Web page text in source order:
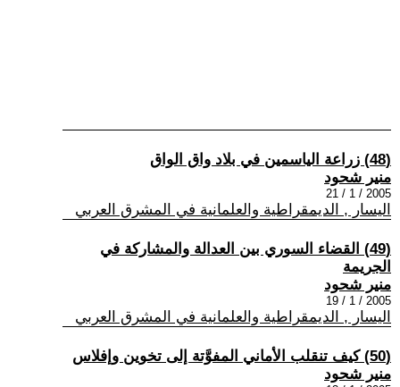
(48) زراعة الياسمين في بلاد واق الواق
منير شحود
2005 / 1 / 21
اليسار , الديمقراطية والعلمانية في المشرق العربي
(49) القضاء السوري بين العدالة والمشاركة في
الجريمة
منير شحود
2005 / 1 / 19
اليسار , الديمقراطية والعلمانية في المشرق العربي
(50) كيف تنقلب الأماني المفوَّتة إلى تخوين وإفلاس
منير شحود